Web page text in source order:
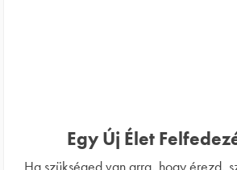
Egy Új Élet